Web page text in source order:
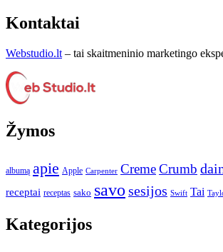
Kontaktai
Webstudio.lt – tai skaitmeninio marketingo
Žymos
albumą apie Apple Carpenter CremeCrumb
receptai receptas sako savo sesijos Swift Tai
Kategorijos